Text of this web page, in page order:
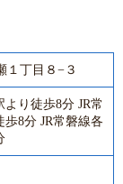
１丁目８−３
り徒歩8分 JR常
8分 JR常磐線各